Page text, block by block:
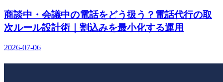
商談中・会議中の電話をどう扱う？電話代行の取
次ルール設計術｜割込みを最小化する運用
2026-07-06